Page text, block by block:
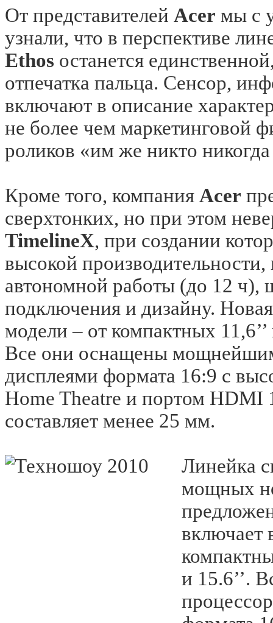
От представителей Acer мы с
узнали, что в перспективе
Ethos останется
отпечатка пальца. Сенсор,
включают в описание
не более чем маркетинговой
роликов «им же никто никогда
Кроме того, компания Acer
сверхтонких, но при этом
TimelineX, при создании
высокой
автономной работы (до 12
подключения и дизайну.
модели – от компактных 11,6’’
Все они оснащены
дисплеями формата 16:9 с
Home Theatre и портом HDMI
составляет менее 25 мм.
Линейка
мощных
включает
и 15.6’’.